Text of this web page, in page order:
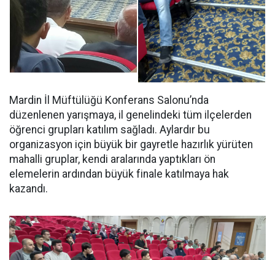
Mardin İl Müftülüğü Konferans Salonu’nda
düzenlenen yarışmaya, il genelindeki tüm ilçelerden
öğrenci grupları katılım sağladı. Aylardır bu
organizasyon için büyük bir gayretle hazırlık yürüten
mahalli gruplar, kendi aralarında yaptıkları ön
elemelerin ardından büyük finale katılmaya hak
kazandı.